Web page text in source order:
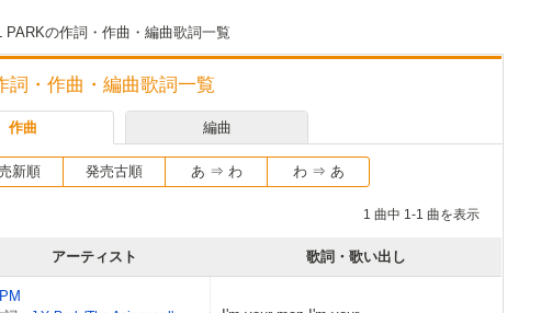
の作詞・作曲・編曲歌詞一覧
詞・作曲・編曲歌詞一覧
作曲 編曲
新順 発売古順 あ ⇒ わ わ ⇒ あ
1 曲中 1-1 曲を表示
アーティスト 歌詞・歌い出し